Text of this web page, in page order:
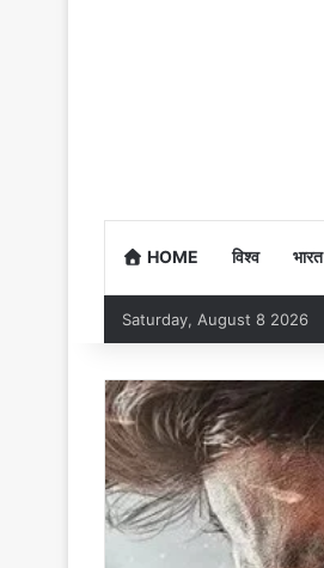
HOME विश्व भारत
Saturday, August 8 2026